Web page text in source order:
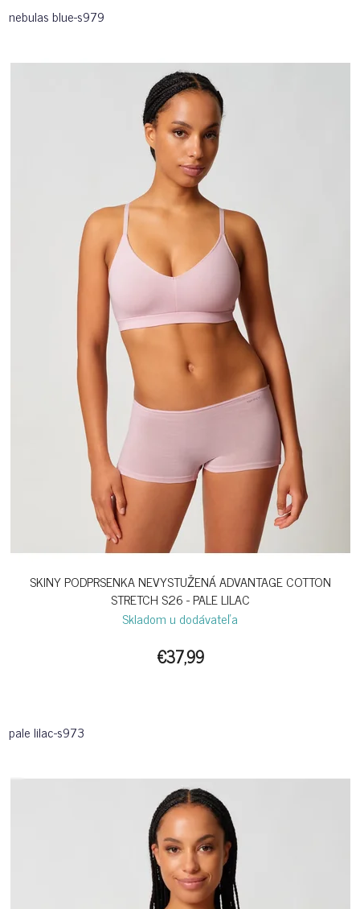
nebulas blue-s979
SKINY PODPRSENKA NEVYSTUŽENÁ ADVANTAGE COTTON
STRETCH S26 - PALE LILAC
Skladom u dodávateľa
€37,99
pale lilac-s973